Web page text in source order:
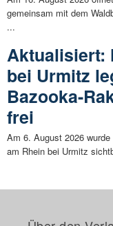
gemeinsam mit dem
...
Aktualisiert:
bei Urmitz
Bazooka-
frei
Am 6. August 2026
am Rhein bei Urmitz